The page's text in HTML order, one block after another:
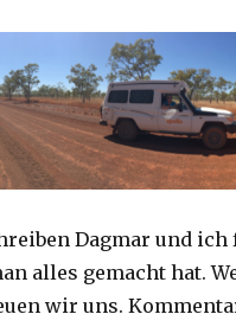
Dagmar und
alles gemacht hat.
wir uns.